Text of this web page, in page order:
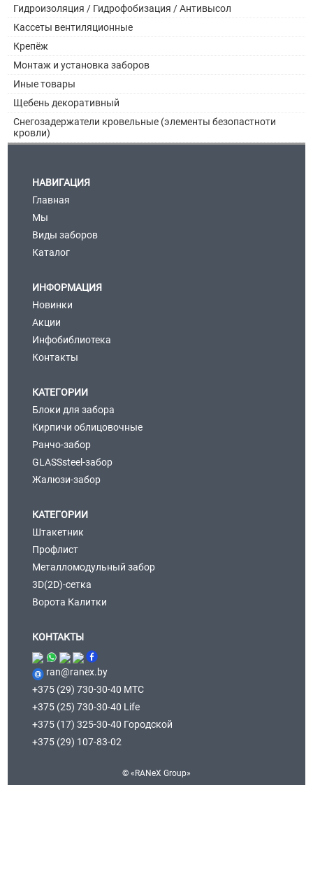
Гидроизоляция / Гидрофобизация / Антивысол
Кассеты вентиляционные
Крепёж
Монтаж и установка заборов
Иные товары
Щебень декоративный
Снегозадержатели кровельные (элементы безопастноти
кровли)
НАВИГАЦИЯ
Главная
Мы
Виды заборов
Каталог
ИНФОРМАЦИЯ
Новинки
Акции
Инфобиблиотека
Контакты
КАТЕГОРИИ
Блоки для забора
Кирпичи облицовочные
Ранчо-забор
GLASSsteel-забор
Жалюзи-забор
КАТЕГОРИИ
Штакетник
Профлист
Металломодульный забор
3D(2D)-сетка
Ворота Калитки
КОНТАКТЫ
ran@ranex.by
+375 (29) 730-30-40 МТС
+375 (25) 730-30-40 Life
+375 (17) 325-30-40 Городской
+375 (29) 107-83-02
© «RANeX Group»